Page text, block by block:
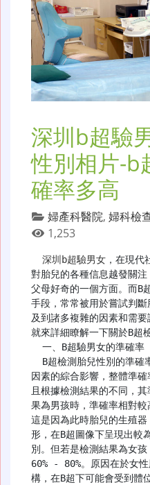
深圳b超驗
性別相片-b
確率多高
婦產科醫院, 婦科檢
1,253
深圳b超驗男女 ，在現代
對胎兒的各種信息越發關
父母好奇的一個方面。而B
手段，常常被用於嘗試判
及到諸多複雜的因素和需
就來詳細瞭解一下關於B超
因素的綜合影響，整體準
且根據檢測結果的不同，
果為男孩時，準確率相對
這是因為此時胎兒的生殖
形，在B超圖像下呈現出較
別。但若是檢測結果為女
60% - 80%。原因在於女
構，在B超下可能會受到體